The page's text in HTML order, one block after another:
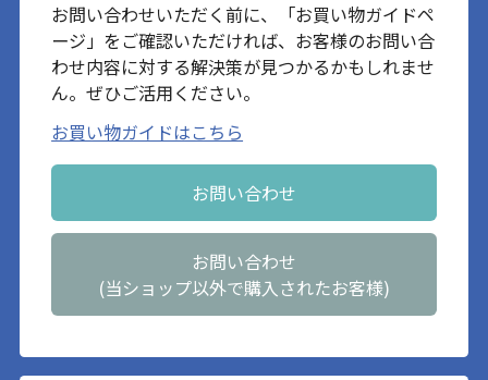
お問い合わせいただく前に、「お買い物ガイドペ
ージ」をご確認いただければ、お客様のお問い合
わせ内容に対する解決策が見つかるかもしれませ
ん。ぜひご活用ください。
お買い物ガイドはこちら
お問い合わせ
お問い合わせ
(当ショップ以外で購入されたお客様)